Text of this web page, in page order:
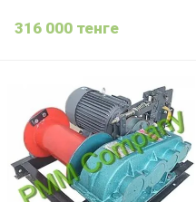
316 000 тенге